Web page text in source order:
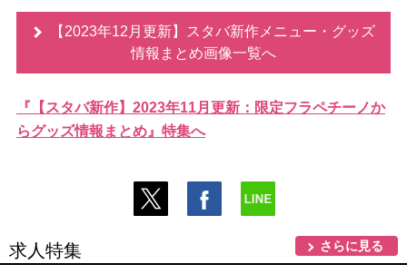
【2023年12月更新】スタバ新作メニュー・グッズ
情報まとめ画像一覧へ
『【スタバ新作】2023年11月更新：限定フラペチーノか
らグッズ情報まとめ』特集へ
求人特集 さらに見る